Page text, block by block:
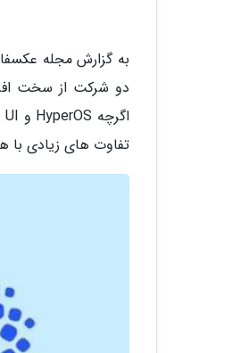
به گزارش مجله
دو شرکت از سخت
تفاوت های زیادی با